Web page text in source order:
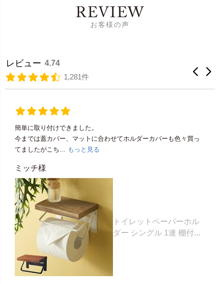
REVIEW
お客様の声
レビュー 4.74
1,281件
簡単に取り付けできました。
今までは蓋カバー、マットに合わせてホルダーカバーも色々買っ
てましたがこち...
もっと見る
ミッチ様
トイレットペーパーホル
ダー シングル 1連 棚付き